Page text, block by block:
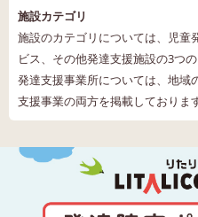
施設カテゴリ
施設のカテゴリについては、児童
ビス、その他発達支援施設の3つ
発達支援事業所については、地域
支援事業の両方を掲載しております